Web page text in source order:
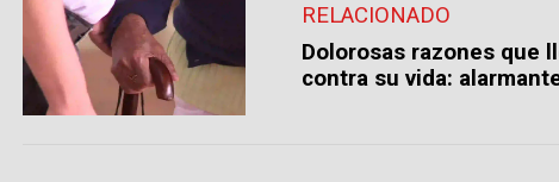
RELACIONADO
Dolorosas razones que
contra su vida: